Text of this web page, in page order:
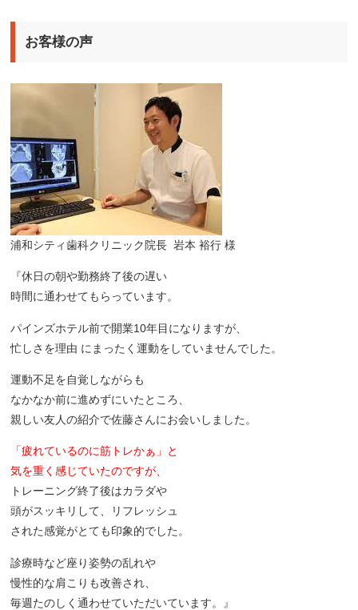
お客様の声
浦和シティ歯科クリニック院長 岩本 裕行 様
『休日の朝や勤務終了後の遅い
時間に通わせてもらっています。
パインズホテル前で開業10年目になりますが、
忙しさを理由 にまったく運動をしていませんでした。
運動不足を自覚しながらも
なかなか前に進めずにいたところ、
親しい友人の紹介で佐藤さんにお会いしました。
「疲れているのに筋トレかぁ」と
気を重く感じていたのですが、
トレーニング終了後はカラダや
頭がスッキリして、リフレッシュ
された感覚がとても印象的でした。
診療時など座り姿勢の乱れや
慢性的な肩こりも改善され、
毎週たのしく通わせていただいています。』